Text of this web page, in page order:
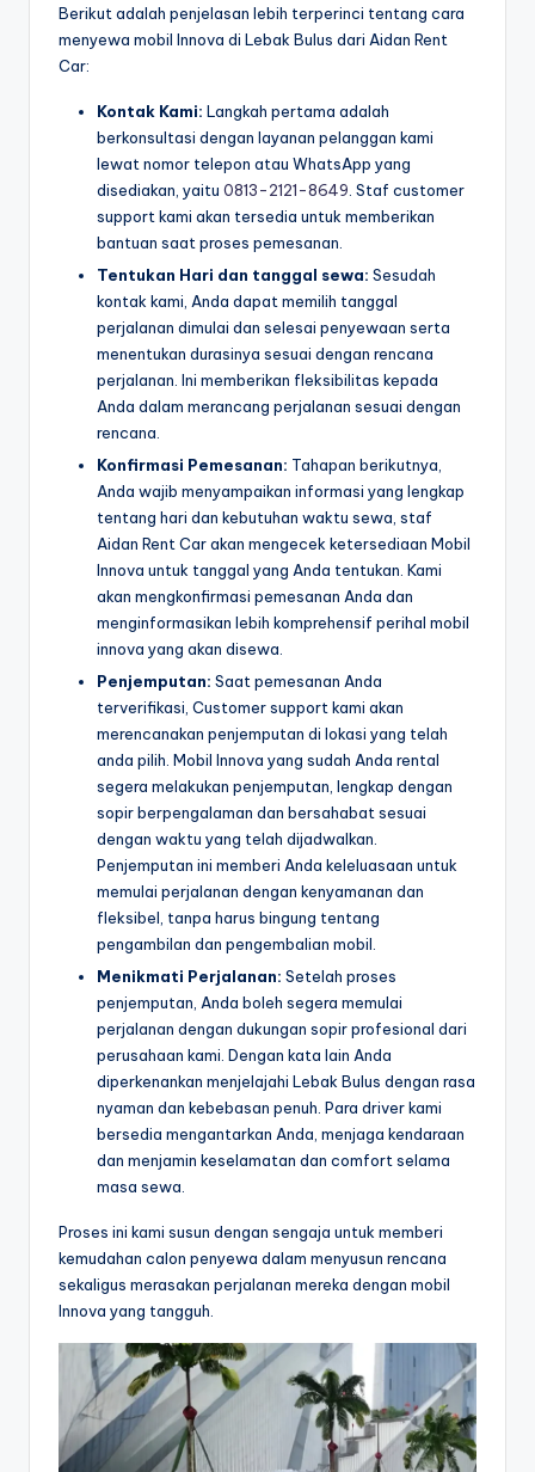
Berikut adalah penjelasan lebih terperinci tentang cara
menyewa mobil Innova di Lebak Bulus dari Aidan Rent
Car:
Kontak Kami: Langkah pertama adalah
berkonsultasi dengan layanan pelanggan kami
lewat nomor telepon atau WhatsApp yang
disediakan, yaitu 0813-2121-8649 . Staf customer
support kami akan tersedia untuk memberikan
bantuan saat proses pemesanan.
Tentukan Hari dan tanggal sewa: Sesudah
kontak kami, Anda dapat memilih tanggal
perjalanan dimulai dan selesai penyewaan serta
menentukan durasinya sesuai dengan rencana
perjalanan. Ini memberikan fleksibilitas kepada
Anda dalam merancang perjalanan sesuai dengan
rencana.
Konfirmasi Pemesanan: Tahapan berikutnya,
Anda wajib menyampaikan informasi yang lengkap
tentang hari dan kebutuhan waktu sewa, staf
Aidan Rent Car akan mengecek ketersediaan Mobil
Innova untuk tanggal yang Anda tentukan. Kami
akan mengkonfirmasi pemesanan Anda dan
menginformasikan lebih komprehensif perihal mobil
innova yang akan disewa.
Penjemputan: Saat pemesanan Anda
terverifikasi, Customer support kami akan
merencanakan penjemputan di lokasi yang telah
anda pilih. Mobil Innova yang sudah Anda rental
segera melakukan penjemputan, lengkap dengan
sopir berpengalaman dan bersahabat sesuai
dengan waktu yang telah dijadwalkan.
Penjemputan ini memberi Anda keleluasaan untuk
memulai perjalanan dengan kenyamanan dan
fleksibel, tanpa harus bingung tentang
pengambilan dan pengembalian mobil.
Menikmati Perjalanan: Setelah proses
penjemputan, Anda boleh segera memulai
perjalanan dengan dukungan sopir profesional dari
perusahaan kami. Dengan kata lain Anda
diperkenankan menjelajahi Lebak Bulus dengan rasa
nyaman dan kebebasan penuh. Para driver kami
bersedia mengantarkan Anda, menjaga kendaraan
dan menjamin keselamatan dan comfort selama
masa sewa.
Proses ini kami susun dengan sengaja untuk memberi
kemudahan calon penyewa dalam menyusun rencana
sekaligus merasakan perjalanan mereka dengan mobil
Innova yang tangguh.